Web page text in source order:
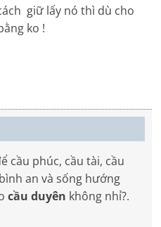
giữ lấy nó thì dù cho
ko !
cầu phúc, cầu tài, cầu
an và sống hướng
cầu duyên không nhỉ?.